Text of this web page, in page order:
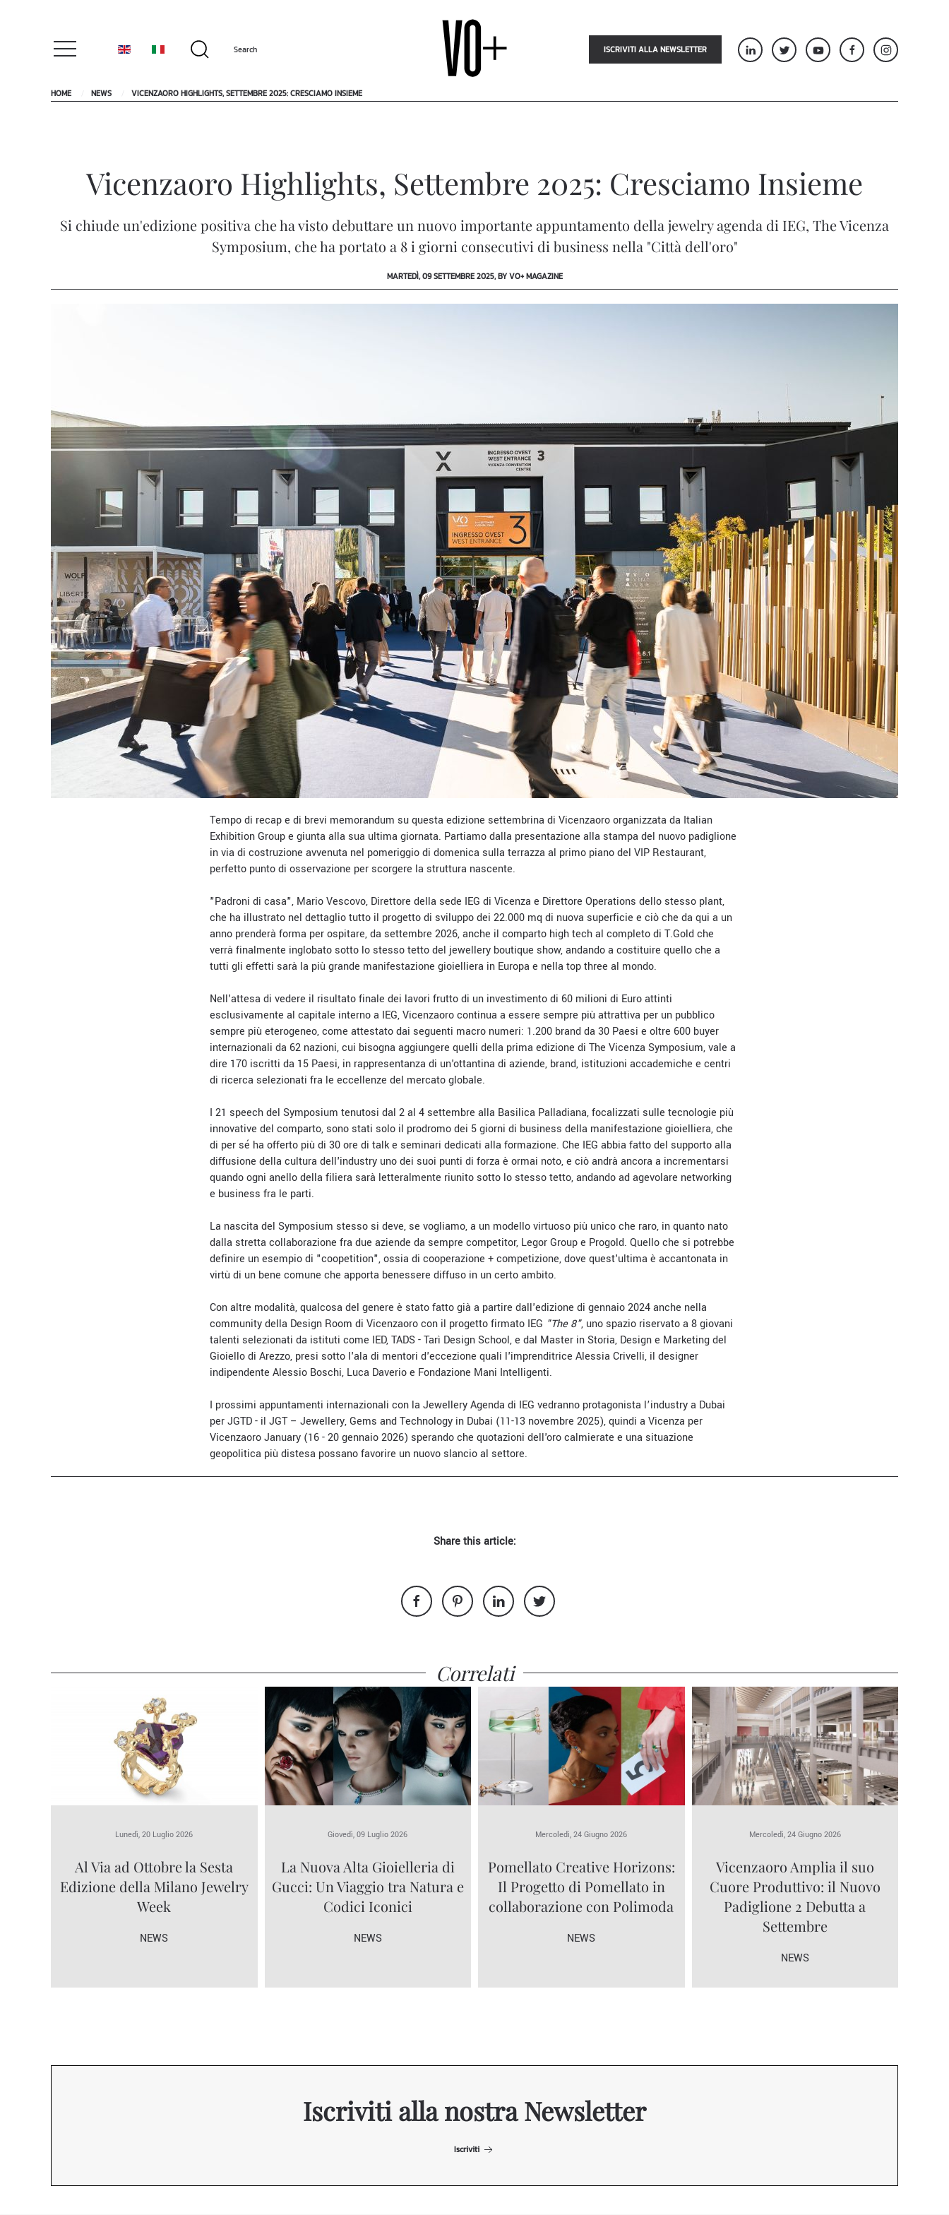
ISCRIVITI ALLA NEWSLETTER
HOME NEWS VICENZAORO HIGHLIGHTS, SETTEMBRE 2025: CRESCIAMO INSIEME
Vicenzaoro Highlights, Settembre 2025: Cresciamo Insieme
Si chiude un'edizione positiva che ha visto debuttare un nuovo importante appuntamento della jewelry agenda di IEG, The Vicenza
Symposium, che ha portato a 8 i giorni consecutivi di business nella "Città dell'oro"
MARTEDÌ, 09 SETTEMBRE 2025, BY VO+ MAGAZINE
Tempo di recap e di brevi memorandum su questa edizione settembrina di Vicenzaoro organizzata da Italian
Exhibition Group e giunta alla sua ultima giornata. Partiamo dalla presentazione alla stampa del nuovo padiglione
in via di costruzione avvenuta nel pomeriggio di domenica sulla terrazza al primo piano del VIP Restaurant,
perfetto punto di osservazione per scorgere la struttura nascente.
"Padroni di casa", Mario Vescovo, Direttore della sede IEG di Vicenza e Direttore Operations dello stesso plant,
che ha illustrato nel dettaglio tutto il progetto di sviluppo dei 22.000 mq di nuova superficie e ciò che da qui a un
anno prenderà forma per ospitare, da settembre 2026, anche il comparto high tech al completo di T.Gold che
verrà finalmente inglobato sotto lo stesso tetto del jewellery boutique show, andando a costituire quello che a
tutti gli effetti sarà la più grande manifestazione gioielliera in Europa e nella top three al mondo.
Nell'attesa di vedere il risultato finale dei lavori frutto di un investimento di 60 milioni di Euro attinti
esclusivamente al capitale interno a IEG, Vicenzaoro continua a essere sempre più attrattiva per un pubblico
sempre più eterogeneo, come attestato dai seguenti macro numeri: 1.200 brand da 30 Paesi e oltre 600 buyer
internazionali da 62 nazioni, cui bisogna aggiungere quelli della prima edizione di The Vicenza Symposium, vale a
dire 170 iscritti da 15 Paesi, in rappresentanza di un'ottantina di aziende, brand, istituzioni accademiche e centri
di ricerca selezionati fra le eccellenze del mercato globale.
I 21 speech del Symposium tenutosi dal 2 al 4 settembre alla Basilica Palladiana, focalizzati sulle tecnologie più
innovative del comparto, sono stati solo il prodromo dei 5 giorni di business della manifestazione gioielliera, che
di per sé ha offerto più di 30 ore di talk e seminari dedicati alla formazione. Che IEG abbia fatto del supporto alla
diffusione della cultura dell'industry uno dei suoi punti di forza è ormai noto, e ciò andrà ancora a incrementarsi
quando ogni anello della filiera sarà letteralmente riunito sotto lo stesso tetto, andando ad agevolare networking
e business fra le parti.
La nascita del Symposium stesso si deve, se vogliamo, a un modello virtuoso più unico che raro, in quanto nato
dalla stretta collaborazione fra due aziende da sempre competitor, Legor Group e Progold. Quello che si potrebbe
definire un esempio di "coopetition", ossia di cooperazione + competizione, dove quest'ultima è accantonata in
virtù di un bene comune che apporta benessere diffuso in un certo ambito.
Con altre modalità, qualcosa del genere è stato fatto già a partire dall'edizione di gennaio 2024 anche nella
community della Design Room di Vicenzaoro con il progetto firmato IEG "The 8", uno spazio riservato a 8 giovani
talenti selezionati da istituti come IED, TADS - Tarì Design School, e dal Master in Storia, Design e Marketing del
Gioiello di Arezzo, presi sotto l'ala di mentori d'eccezione quali l'imprenditrice Alessia Crivelli, il designer
indipendente Alessio Boschi, Luca Daverio e Fondazione Mani Intelligenti.
I prossimi appuntamenti internazionali con la Jewellery Agenda di IEG vedranno protagonista l’industry a Dubai
per JGTD - il JGT – Jewellery, Gems and Technology in Dubai (11-13 novembre 2025), quindi a Vicenza per
Vicenzaoro January (16 - 20 gennaio 2026) sperando che quotazioni dell'oro calmierate e una situazione
geopolitica più distesa possano favorire un nuovo slancio al settore.
Share this article:
Correlati
Lunedì, 20 Luglio 2026
Al Via ad Ottobre la Sesta
Edizione della Milano Jewelry
Week
NEWS
Giovedì, 09 Luglio 2026
La Nuova Alta Gioielleria di
Gucci: Un Viaggio tra Natura e
Codici Iconici
NEWS
Mercoledì, 24 Giugno 2026
Pomellato Creative Horizons:
Il Progetto di Pomellato in
collaborazione con Polimoda
NEWS
Mercoledì, 24 Giugno 2026
Vicenzaoro Amplia il suo
Cuore Produttivo: il Nuovo
Padiglione 2 Debutta a
Settembre
NEWS
Iscriviti alla nostra Newsletter
Iscriviti